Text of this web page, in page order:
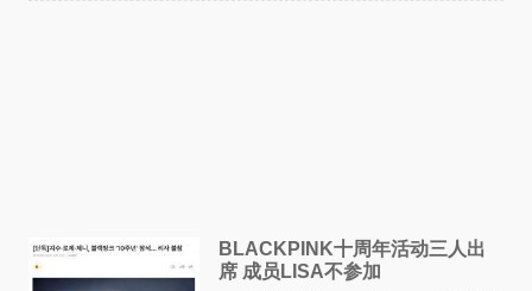
BLACKPINK十周年活动三人出
席 成员LISA不参加